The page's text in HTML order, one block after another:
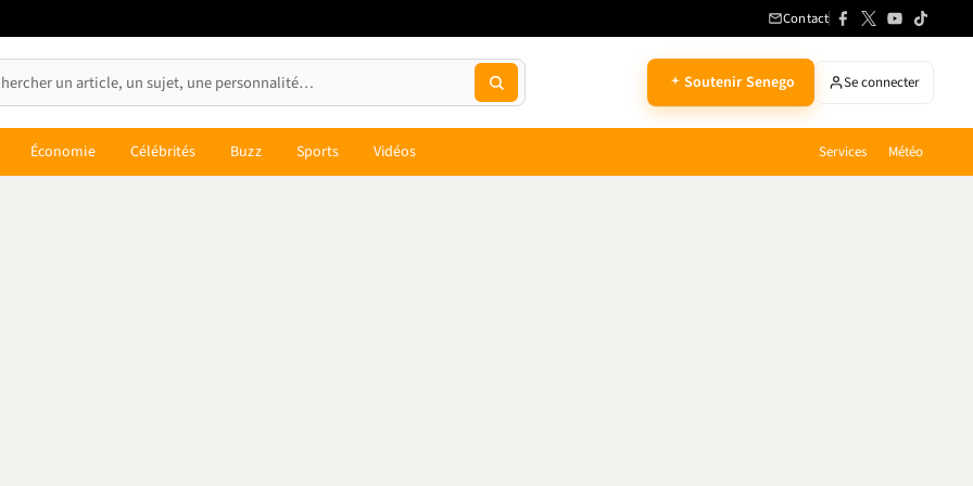
Contact
Soutenir Senego Se connecter
Économie Célébrités Buzz Sports Vidéos Services Météo